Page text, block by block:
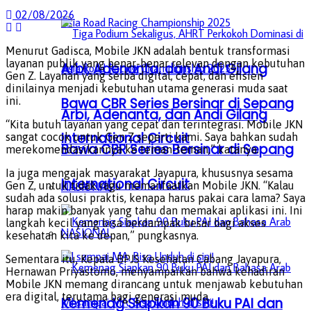
Arbi, Adenanta, dan Andi Gilang
Bawa CBR Series Bersinar di Sepang
International Circuit
NASIONAL
Kemenag Siapkan 90 Buku PAI dan
Arbi, Adenanta, dan Andi Gilang
Bawa CBR Series Bersinar di Sepang
International Circuit
NASIONAL
02/08/2026
Menurut Gadisca, Mobile JKN adalah bentuk transformasi
layanan publik yang benar-benar relevan dengan kebutuhan
Gen Z. Layanan yang serba digital, cepat, dan efisien
dinilainya menjadi kebutuhan utama generasi muda saat
ini.
“Kita butuh layanan yang cepat dan terintegrasi. Mobile JKN
sangat cocok untuk Gen Z seperti kami. Saya bahkan sudah
merekomendasikannya ke teman-teman,” katanya.
Ia juga mengajak masyarakat Jayapura, khususnya sesama
Gen Z, untuk tidak ragu memanfaatkan Mobile JKN. “Kalau
sudah ada solusi praktis, kenapa harus pakai cara lama? Saya
harap makin banyak yang tahu dan memakai aplikasi ini. Ini
langkah kecil yang bisa berdampak besar bagi akses
kesehatan kita ke depan,” pungkasnya.
Sementara itu, Kepala BPJS Kesehatan Cabang Jayapura,
Hernawan Priyastomo, menyampaikan bahwa kehadiran
Mobile JKN memang dirancang untuk menjawab kebutuhan
era digital, terutama bagi generasi muda.